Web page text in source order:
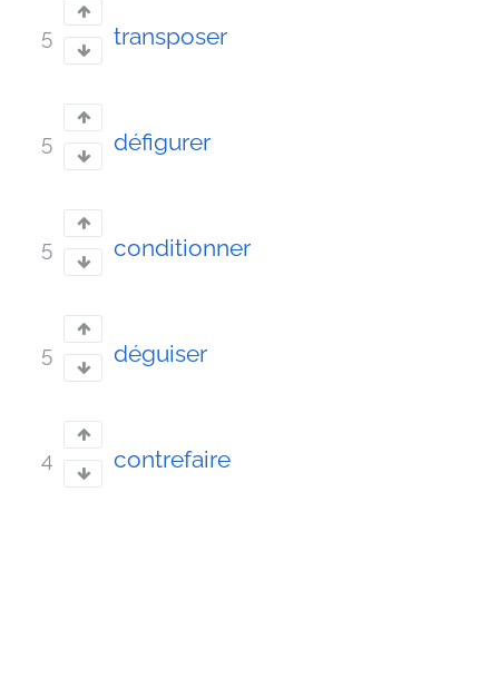
5 transposer
5 défigurer
5 conditionner
5 déguiser
4 contrefaire